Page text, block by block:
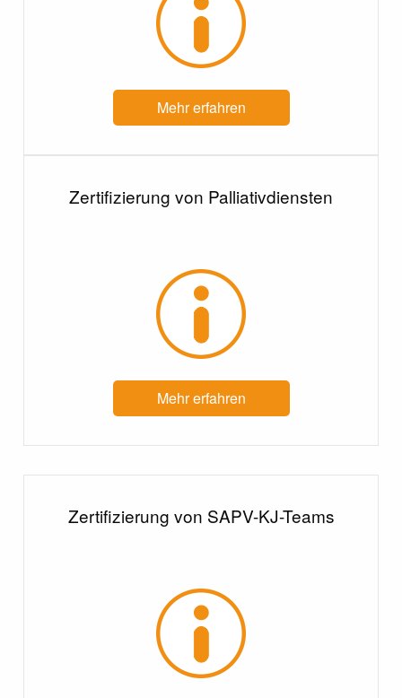
Mehr erfahren
Zertifizierung von Palliativdiensten
Mehr erfahren
Zertifizierung von SAPV-KJ-Teams